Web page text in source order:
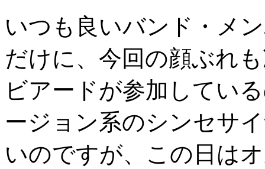
いつも良いバンド・メ
だけに、今回の顔ぶれ
ビアードが参加してい
ージョン系のシンセサ
いのですが、この日は